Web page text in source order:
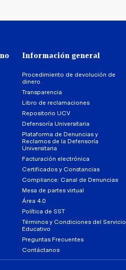
Información general
Procedimiento de devolución de
dinero
Transparencia
Libro de reclamaciones
Repositorio UCV
Defensoría Universitaria
Plataforma de Denuncias y
Reclamos de la Defensoría
Universitaria
Facturación electrónica
Certificados y Constancias
Compliance: Canal de Denuncias
Mesa de partes virtual
Área 4.0
Política de SST
Términos y Condiciones del Servicio
Educativo
Preguntas Frecuentes
Contáctanos